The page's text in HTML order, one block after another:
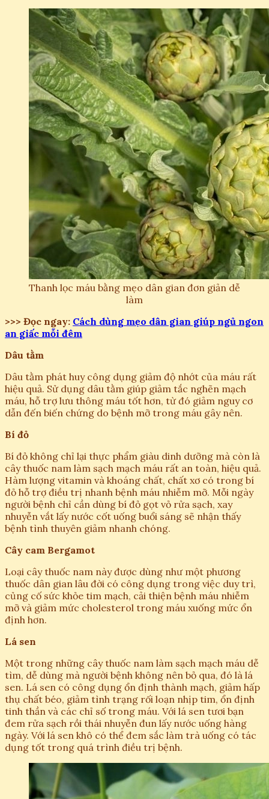
Thanh lọc máu bằng mẹo dân gian đơn giản dễ
làm
>>> Đọc ngay: Cách dùng mẹo dân gian giúp ngủ ngon
an giấc mỗi đêm
Dâu tằm
Dâu tằm phát huy công dụng giảm độ nhớt của máu rất
hiệu quả. Sử dụng dâu tằm giúp giảm tắc nghẽn mạch
máu, hỗ trợ lưu thông máu tốt hơn, từ đó giảm nguy cơ
dẫn đến biến chứng do bệnh mỡ trong máu gây nên.
Bí đỏ
Bí đỏ không chỉ lại thực phẩm giàu dinh dưỡng mà còn là
cây thuốc nam làm sạch mạch máu rất an toàn, hiệu quả.
Hàm lượng vitamin và khoáng chất, chất xơ có trong bí
đỏ hỗ trợ điều trị nhanh bệnh máu nhiễm mỡ. Mỗi ngày
người bệnh chỉ cần dùng bí đỏ gọt vỏ rửa sạch, xay
nhuyễn vắt lấy nước cốt uống buổi sáng sẽ nhận thấy
bệnh tình thuyên giảm nhanh chóng.
Cây cam Bergamot
Loại cây thuốc nam này được dùng như một phương
thuốc dân gian lâu đời có công dụng trong việc duy trì,
củng cố sức khỏe tim mạch, cải thiện bệnh máu nhiễm
mỡ và giảm mức cholesterol trong máu xuống mức ổn
định hơn.
Lá sen
Một trong những cây thuốc nam làm sạch mạch máu dễ
tìm, dễ dùng mà người bệnh không nên bỏ qua, đó là lá
sen. Lá sen có công dụng ổn định thành mạch, giảm hấp
thụ chất béo, giảm tình trạng rối loạn nhịp tim, ổn định
tinh thần và các chỉ số trong máu. Với lá sen tươi bạn
đem rửa sạch rồi thái nhuyễn đun lấy nước uống hàng
ngày. Với lá sen khô có thể đem sắc làm trà uống có tác
dụng tốt trong quá trình điều trị bệnh.